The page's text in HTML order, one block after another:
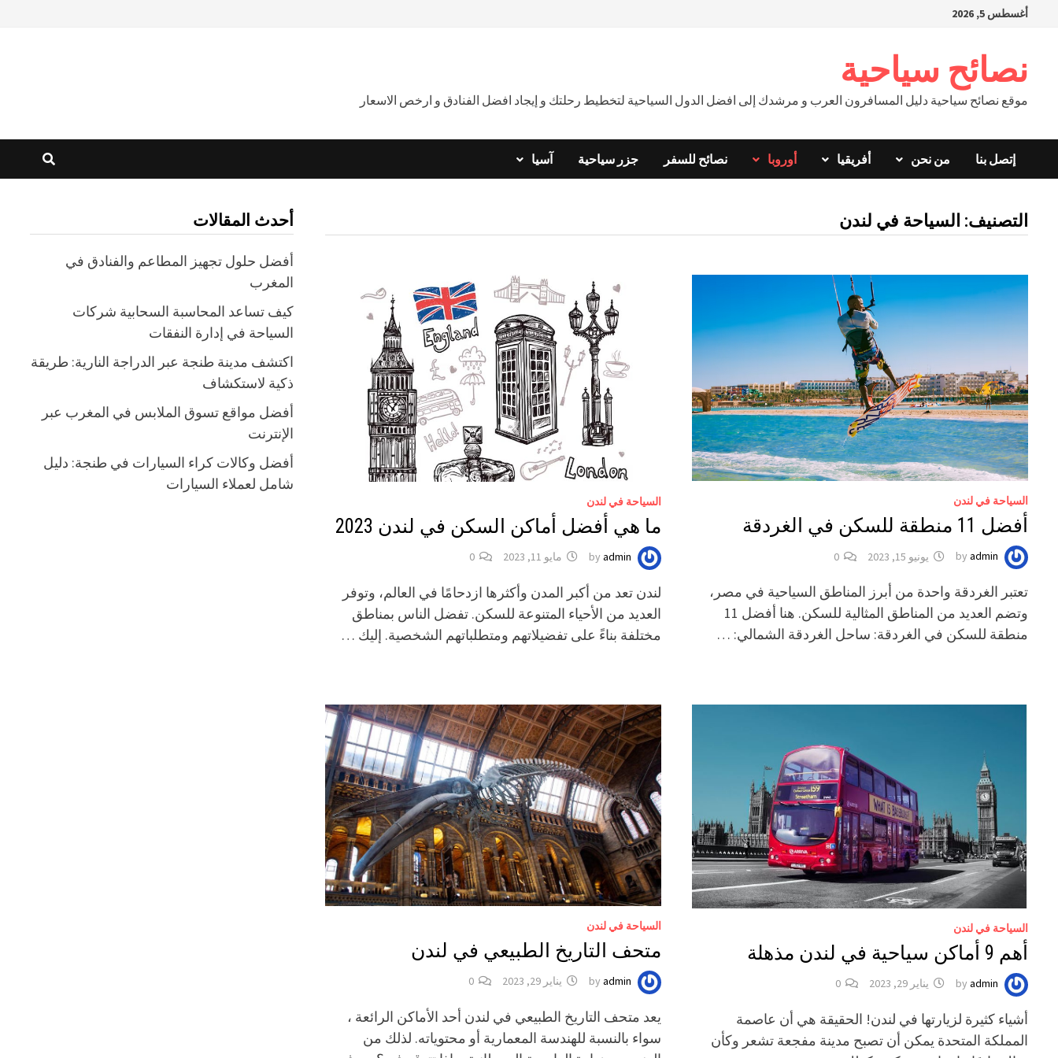
أغسطس 5, 2026
نصائح سياحية
موقع نصائح سياحية دليل المسافرون العرب و مرشدك إلى افضل الدول السياحية لتخطيط رحلتك و إيجاد افضل الفنادق و ارخص الاسعار
إتصل بنا من نحن أفريقيا أوروبا نصائح للسفر جزر سياحية آسيا
التصنيف: السياحة في لندن
السياحة في لندن
أفضل 11 منطقة للسكن في الغردقة
by admin يونيو 15, 2023 0
تعتبر الغردقة واحدة من أبرز المناطق السياحية في مصر،
وتضم العديد من المناطق المثالية للسكن. هنا أفضل 11
منطقة للسكن في الغردقة: ساحل الغردقة الشمالي: …
السياحة في لندن
ما هي أفضل أماكن السكن في لندن 2023
byadmin مايو 11, 2023 0
لندن تعد من أكبر المدن وأكثرها ازدحامًا في العالم، وتوفر
العديد من الأحياء المتنوعة للسكن. تفضل الناس بمناطق
مختلفة بناءً على تفضيلاتهم ومتطلباتهم الشخصية. إليك …
السياحة في لندن
أهم 9 أماكن سياحية في لندن مذهلة
by admin يناير 29, 2023 0
أشياء كثيرة لزيارتها في لندن! الحقيقة هي أن عاصمة
المملكة المتحدة يمكن أن تصبح مدينة مفجعة تشعر وكأن
السياحة في لندن
متحف التاريخ الطبيعي في لندن
byadmin يناير 29, 2023 0
يعد متحف التاريخ الطبيعي في لندن أحد الأماكن الرائعة ،
سواء بالنسبة للهندسة المعمارية أو محتوياته. لذلك من
أحدث المقالات
أفضل حلول تجهيز المطاعم والفنادق في
المغرب
كيف تساعد المحاسبة السحابية شركات
السياحة في إدارة النفقات
اكتشف مدينة طنجة عبر الدراجة النارية: طريقة
ذكية لاستكشاف
أفضل مواقع تسوق الملابس في المغرب عبر
الإنترنت
أفضل وكالات كراء السيارات في طنجة: دليل
شامل لعملاء السيارات